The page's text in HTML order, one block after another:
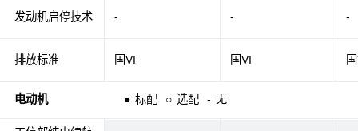
发动机启停技术
排放标准
电动机 ● 标配 ○ 选配 - 无
- - -
国VI 国VI